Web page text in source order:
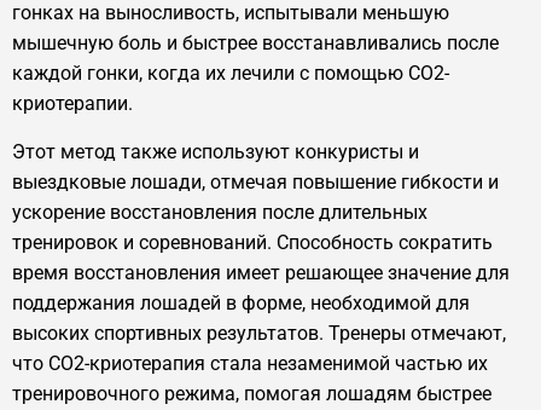
гонках на выносливость, испытывали меньшую
мышечную боль и быстрее восстанавливались после
каждой гонки, когда их лечили с помощью CO2-
криотерапии.
Этот метод также используют конкуристы и
выездковые лошади, отмечая повышение гибкости и
ускорение восстановления после длительных
тренировок и соревнований. Способность сократить
время восстановления имеет решающее значение для
поддержания лошадей в форме, необходимой для
высоких спортивных результатов. Тренеры отмечают,
что CO2-криотерапия стала незаменимой частью их
тренировочного режима, помогая лошадям быстрее